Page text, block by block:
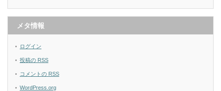
メタ情報
ログイン
投稿の RSS
コメントの RSS
WordPress.org